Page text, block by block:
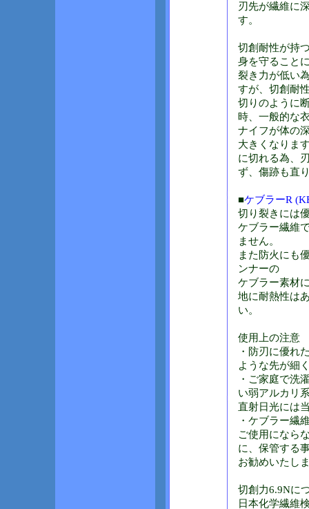
刃先が繊維に
す。
切創耐性が持
身を守ること
裂き力が低い
すが、切創耐
切りのように
時、一般的な
ナイフが体の
大きくなりま
に切れる為、
ず、傷跡も直
■ケブラーR
切り裂きには
ケブラー繊維
ません。
また防火にも
ンナーの
ケブラー素材
地に耐熱性は
い。
使用上の注意
・防刃に優れ
ような先が細
・ご家庭で洗
い弱アルカリ
直射日光には
・ケブラー繊
ご使用になら
に、保管する
お勧めいたし
切創力6.9Nに
日本化学繊維